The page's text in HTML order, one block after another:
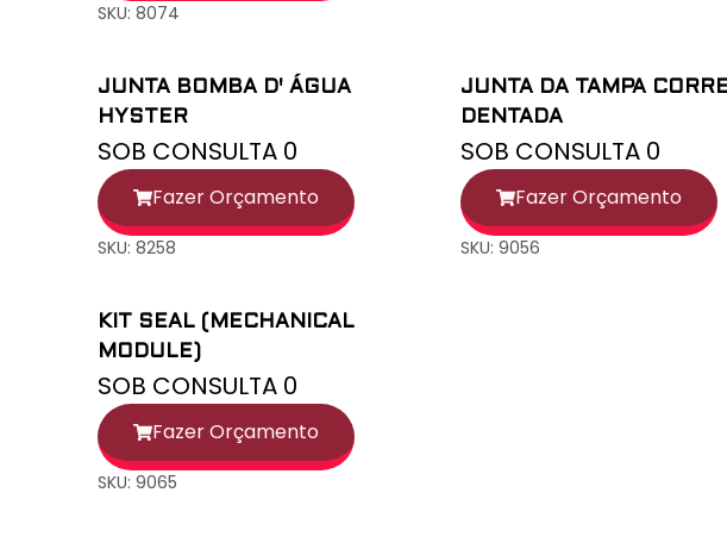
SKU: 8074
JUNTA BOMBA D' ÁGUA
HYSTER
SOB CONSULTA 0
Fazer Orçamento
SKU: 8258
JUNTA DA TAMPA
DENTADA
SOB CONSULTA 0
Fazer Orçamento
SKU: 9056
KIT SEAL (MECHANICAL
MODULE)
SOB CONSULTA 0
Fazer Orçamento
SKU: 9065